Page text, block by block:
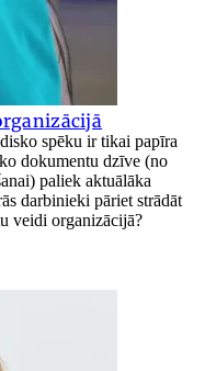
spēku ir tikai papīra
dokumentu dzīve (no
paliek aktuālāka
darbinieki pāriet strādāt
veidi organizācijā?